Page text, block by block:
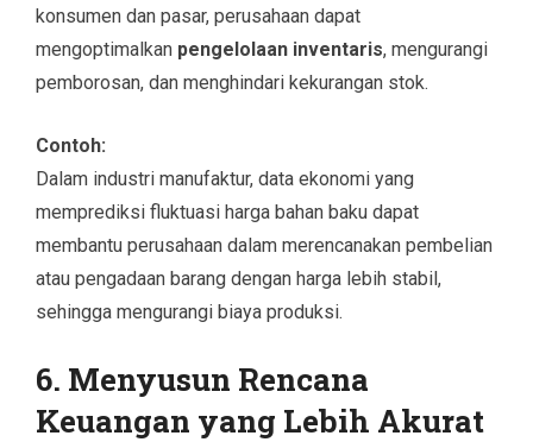
konsumen dan pasar, perusahaan dapat
mengoptimalkan pengelolaan inventaris, mengurangi
pemborosan, dan menghindari kekurangan stok.
Contoh:
Dalam industri manufaktur, data ekonomi yang
memprediksi fluktuasi harga bahan baku dapat
membantu perusahaan dalam merencanakan pembelian
atau pengadaan barang dengan harga lebih stabil,
sehingga mengurangi biaya produksi.
6. Menyusun Rencana
Keuangan yang Lebih Akurat